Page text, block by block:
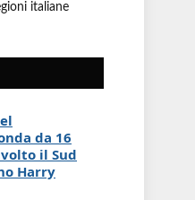
italiane
da 16
il Sud
Harry